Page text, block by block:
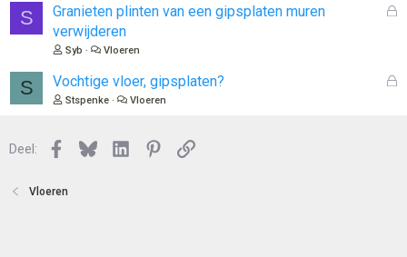
o
S
G
o
Granieten plinten van een gipsplaten muren
verwijderen
Syb Vloeren
S
G
Vochtige vloer, gipsplaten?
Stspenke Vloeren
Deel: Facebook
BlueskyLinkedInPinterest
Link
Vloeren